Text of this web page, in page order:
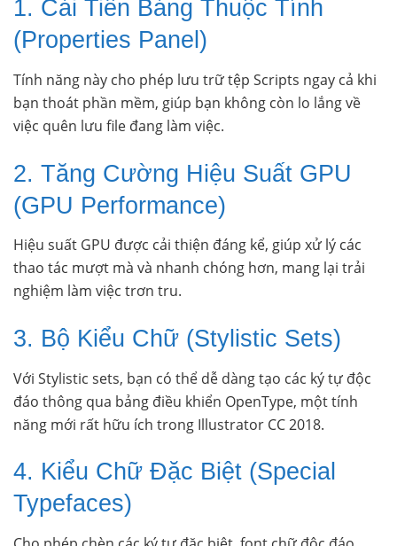
1. Cải Tiến Bảng Thuộc Tính
(Properties Panel)
Tính năng này cho phép lưu trữ tệp Scripts ngay cả khi
bạn thoát phần mềm, giúp bạn không còn lo lắng về
việc quên lưu file đang làm việc.
2. Tăng Cường Hiệu Suất GPU
(GPU Performance)
Hiệu suất GPU được cải thiện đáng kể, giúp xử lý các
thao tác mượt mà và nhanh chóng hơn, mang lại trải
nghiệm làm việc trơn tru.
3. Bộ Kiểu Chữ (Stylistic Sets)
Với Stylistic sets, bạn có thể dễ dàng tạo các ký tự độc
đáo thông qua bảng điều khiển OpenType, một tính
năng mới rất hữu ích trong Illustrator CC 2018.
4. Kiểu Chữ Đặc Biệt (Special
Typefaces)